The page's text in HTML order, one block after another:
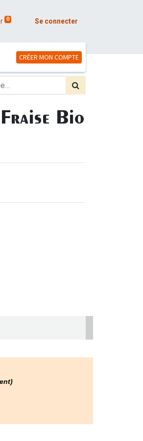
0 Se connecter
CRÉER MON COMPTE
Bio